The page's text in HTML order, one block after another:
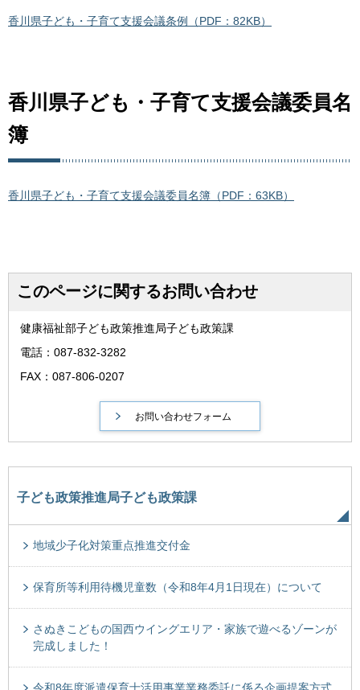
香川県子ども・子育て支援会議条例（PDF：82KB）
香川県子ども・子育て支援会議委員名
簿
香川県子ども・子育て支援会議委員名簿（PDF：63KB）
このページに関するお問い合わせ
健康福祉部子ども政策推進局子ども政策課
電話：087-832-3282
FAX：087-806-0207
子ども政策推進局子ども政策課
地域少子化対策重点推進交付金
保育所等利用待機児童数（令和8年4月1日現在）について
さぬきこどもの国西ウイングエリア・家族で遊べるゾーンが
完成しました！
令和8年度派遣保育士活用事業業務委託に係る企画提案方式